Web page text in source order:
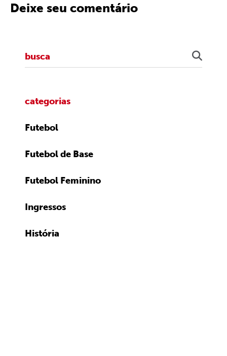
Deixe seu comentário
categorias
Futebol
Futebol de Base
Futebol Feminino
Ingressos
História